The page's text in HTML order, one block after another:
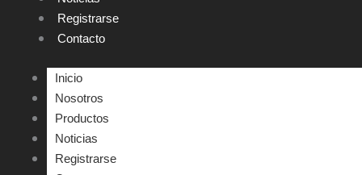
Registrarse
Contacto
Inicio
Nosotros
Productos
Noticias
Registrarse